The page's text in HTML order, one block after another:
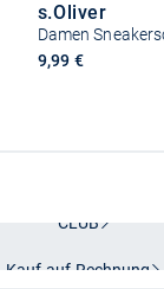
s.Oliver
9,99 €